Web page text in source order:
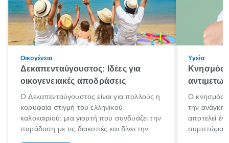
Οικογένεια
Δεκαπενταύγουστος: Ιδέες για
οικογενειακές αποδράσεις
Ο Δεκαπενταύγουστος είναι για πολλούς η
κορυφαία στιγμή του ελληνικού
καλοκαιριού: μια γιορτή που συνδυάζει την
παράδοση με τις διακοπές και δίνει την
Υγεία
Κνησμός:
Ο κνησμός
την ανάγκη
αποτελεί